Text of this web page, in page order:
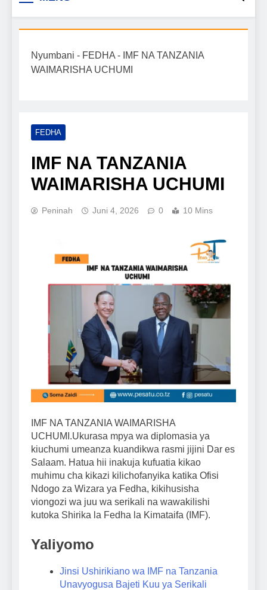
Tanzania
kilimo, mitindo, na burudani kwa Kiswahili,
mafanikio yako.
Nyumbani - FEDHA - IMF NA TANZANIA
WAIMARISHA UCHUMI
FEDHA
IMF NA TANZANIA
WAIMARISHA UCHUMI
Peninah Juni 4, 2026 0 10 Mins
IMF NA TANZANIA WAIMARISHA
UCHUMI.Ukurasa mpya wa diplomasia ya
kiuchumi umeanza kuandikwa rasmi jijini Dar es
Salaam. Hatua hii inakuja kufuatia kikao
muhimu cha kikazi kilichofanyika katika Ofisi
Ndogo za Wizara ya Fedha, kikihusisha
viongozi wa juu wa serikali na wawakilishi
kutoka Shirika la Fedha la Kimataifa (IMF).
Yaliyomo
Jinsi Ushirikiano wa IMF na Tanzania
Unavyogusa Bajeti Kuu ya Serikali